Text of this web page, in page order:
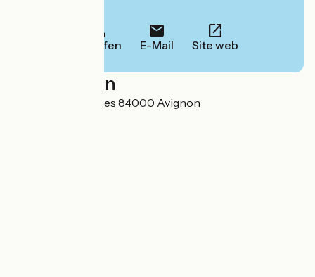
Anrufen E-Mail Site web
Localisation
Domaine de Rhodes 84000 Avignon